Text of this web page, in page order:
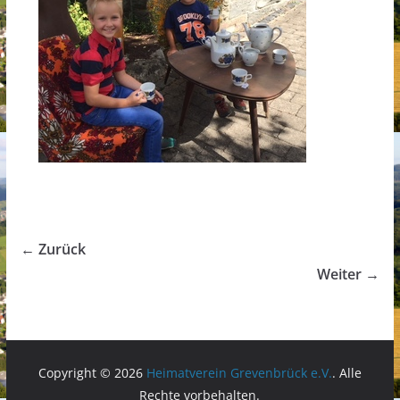
← Zurück
Weiter →
Copyright © 2026 Heimatverein Grevenbrück e.V.. Alle
Rechte vorbehalten.